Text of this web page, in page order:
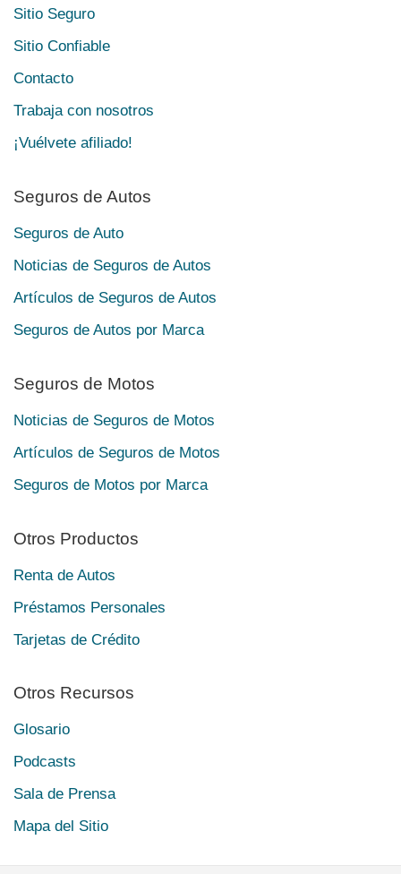
Sitio Seguro
Sitio Confiable
Contacto
Trabaja con nosotros
¡Vuélvete afiliado!
Seguros de Autos
Seguros de Auto
Noticias de Seguros de Autos
Artículos de Seguros de Autos
Seguros de Autos por Marca
Seguros de Motos
Noticias de Seguros de Motos
Artículos de Seguros de Motos
Seguros de Motos por Marca
Otros Productos
Renta de Autos
Préstamos Personales
Tarjetas de Crédito
Otros Recursos
Glosario
Podcasts
Sala de Prensa
Mapa del Sitio